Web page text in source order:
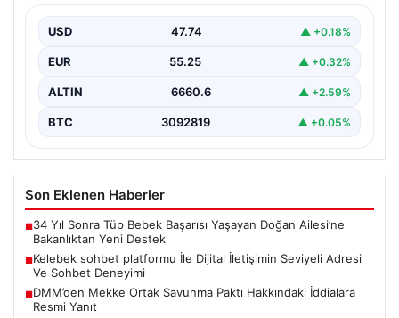
Dijital ortamında insanların seviyeli bir şekilde iletişim
USD 47.74 ▲ +0.18%
EUR 55.25 ▲ +0.32%
ALTIN 6660.6 ▲ +2.59%
BTC 3092819 ▲ +0.05%
Son Eklenen Haberler
■34 Yıl Sonra Tüp Bebek Başarısı Yaşayan Doğan Ailesi’ne
Bakanlıktan Yeni Destek
■Kelebek sohbet platformu İle Dijital İletişimin Seviyeli Adresi
Ve Sohbet Deneyimi
■DMM’den Mekke Ortak Savunma Paktı Hakkındaki İddialara
Resmi Yanıt